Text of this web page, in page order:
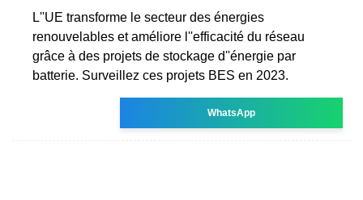
L''UE transforme le secteur des énergies
renouvelables et améliore l''efficacité du réseau
grâce à des projets de stockage d''énergie par
batterie. Surveillez ces projets BES en 2023.
WhatsApp